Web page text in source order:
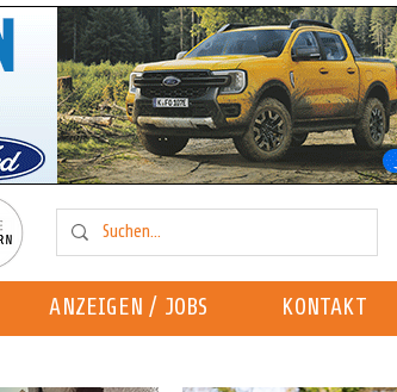
ANZEIGEN / JOBS KONTAKT